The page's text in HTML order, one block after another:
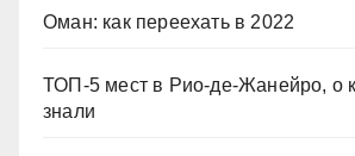
Оман: как переехать в 2022
ТОП-5 мест в Рио-де-Жанейро, о
знали